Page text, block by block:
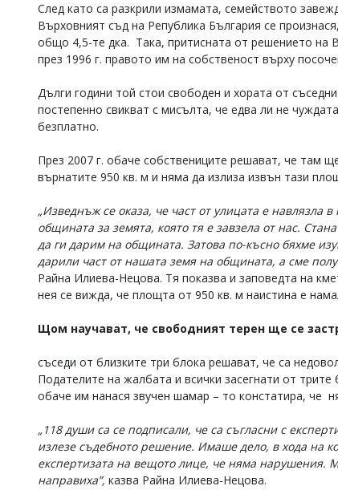
След като са разкрили измамата, семейството
Върховният съд на Република България се
общо 4,5-те дка. Така, притисната от решението на
през 1996 г. правото им на собственост върху
Дълги години той стои свободен и хората от
постепенно свикват с мисълта, че едва ли не
безплатно.
През 2007 г. обаче собствениците решават, че там
върнатите 950 кв. м и няма да излиза извън тази
„Изведнъж се оказа, че част от улицата е
общината за земята, която тя е завзела от нас.
да ги дарим на общината. Затова по-късно бяхме
дарили част от нашата земя на общината, а сме
Райна Илиева-Нецова. Тя показва и заповедта на
нея се вижда, че площта от 950 кв. м наистина е
Щом научават, че свободният терен ще се
съседи от близките три блока решават, че са
Подателите на жалбата и всички засегнати от
обаче им нанася звучен шамар – то констатира, че
„118 души са се подписали, че са съгласни с
излезе съдебното решение. Имаше дело, в хода на
експертизата на вещото лице, че няма нарушения.
направиха”, казва Райна Илиева-Нецова.